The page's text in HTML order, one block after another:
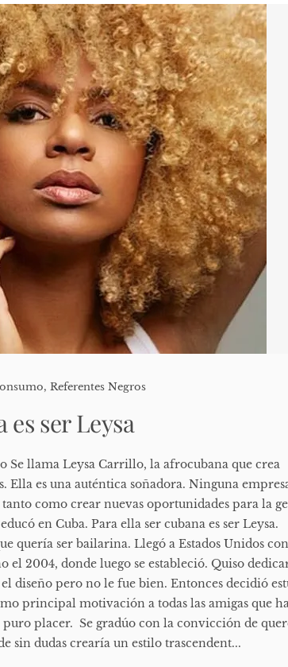
,Referentes Negros
es ser Leysa
Se llama Leysa Carrillo, la afrocubana que crea
Ella es una auténtica soñadora. Ninguna
como crear nuevas oportunidades para la
en Cuba. Para ella ser cubana es ser Leysa.
quería ser bailarina. Llegó a Estados Unidos
el 2004, donde luego se estableció. Quiso
diseño pero no le fue bien. Entonces decidió
principal motivación a todas las amigas que
placer. Se gradúo con la convicción de
sin dudas crearía un estilo trascendent...